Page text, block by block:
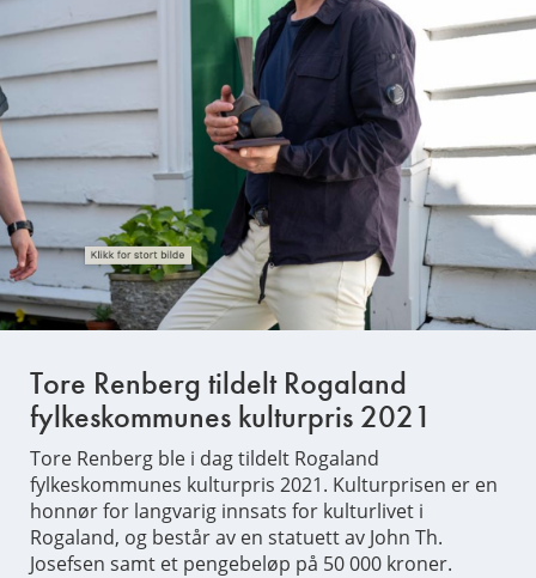
Tore Renberg tildelt Rogaland
fylkeskommunes kulturpris 2021
Tore Renberg ble i dag tildelt Rogaland
fylkeskommunes kulturpris 2021. Kulturprisen er en
honnør for langvarig innsats for kulturlivet i
Rogaland, og består av en statuett av John Th.
Josefsen samt et pengebeløp på 50 000 kroner.